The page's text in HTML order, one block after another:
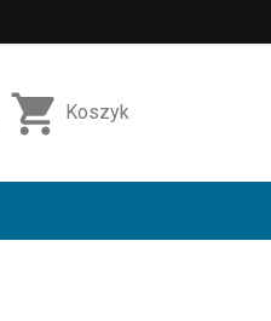
shopping_cart Koszyk